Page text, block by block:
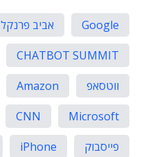
Google אביב פרנקל
CHATBOT SUMMIT
ווטסאפ
Amazon
Microsoft
CNN
פייסבוק
iPhone